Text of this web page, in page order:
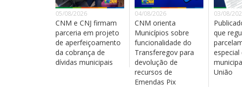
05/08/2026
CNM e CNJ firmam
parceria em projeto
de aperfeiçoamento
da cobrança de
dívidas municipais
04/08/2026
CNM orienta
Municípios sobre
funcionalidade do
Transferegov para
devolução de
recursos de
Emendas Pix
03/08/
que
especial
União